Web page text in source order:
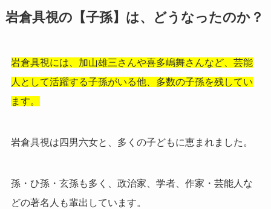
岩倉具視の【子孫】は、どうなったのか？
岩倉具視には、加山雄三さんや喜多嶋舞さんなど、芸能
人として活躍する子孫がいる他、多数の子孫を残してい
ます。
岩倉具視は四男六女と、多くの子どもに恵まれました。
孫・ひ孫・玄孫も多く、政治家、学者、作家・芸能人な
どの著名人も輩出しています。